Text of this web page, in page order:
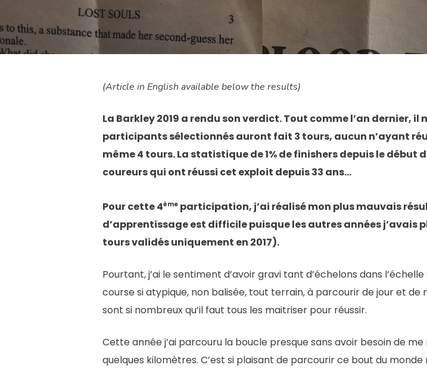
(Article in English available below the results)
La Barkley 2019 a rendu son verdict. Tout comme l’an dernier, il
participants sélectionnés auront fait 3 tours, aucun n’ayant
même 4 tours. La statistique de 1% de finishers depuis le début
coureurs qui ont réussi cet exploit depuis 33 ans…
Pour cette 4ème participation, j’ai réalisé mon plus mauvais
d’apprentissage est difficile puisque les autres années j’avais
tours validés uniquement en 2017).
Pourtant, j’ai le sentiment d’avoir gravi tant d’échelons dans
course si atypique, non balisée, tout terrain, à parcourir de jour et
sont si nombreux qu’il faut tous les maitriser pour réussir.
Cette année j’ai parcouru la boucle presque sans avoir besoin de
quelques kilomètres. C’est si plaisant de parcourir ce bout du